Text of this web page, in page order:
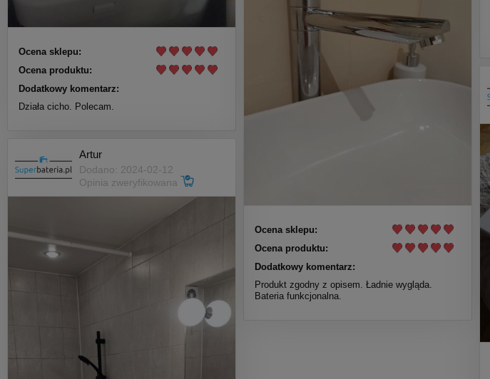
Ocena sklepu:
Ocena produktu:
Dodatkowy komentarz:
Działa cicho. Polecam.
Ocena sklepu:
Ocena produktu:
Dodatkowy komentarz:
Produkt zgodny z opisem. Ładnie wygląda.
Bateria funkcjonalna.
Artur
Dodano: 2024-02-12
Opinia zweryfikowana